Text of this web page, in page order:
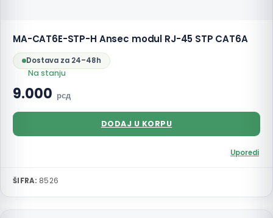
MA-CAT6E-STP-H Ansec modul RJ-45 STP CAT6A
Dostava za 24–48h
Na stanju
9.000 рсд
DODAJ U KORPU
Uporedi
ŠIFRA: 8526